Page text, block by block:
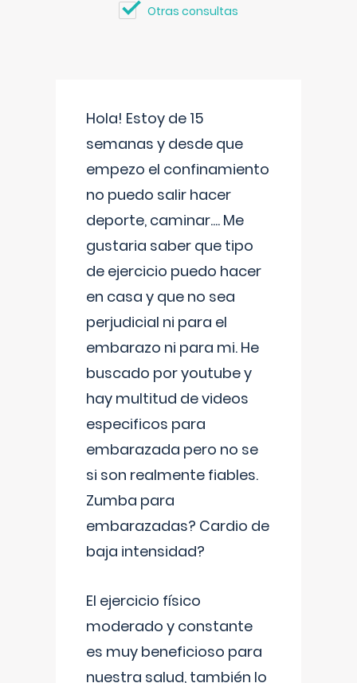
Otras consultas
Hola! Estoy de 15
semanas y desde que
empezo el confinamiento
no puedo salir hacer
deporte, caminar.... Me
gustaria saber que tipo
de ejercicio puedo hacer
en casa y que no sea
perjudicial ni para el
embarazo ni para mi. He
buscado por youtube y
hay multitud de videos
especificos para
embarazada pero no se
si son realmente fiables.
Zumba para
embarazadas? Cardio de
baja intensidad?
El ejercicio físico
moderado y constante
es muy beneficioso para
nuestra salud, también lo